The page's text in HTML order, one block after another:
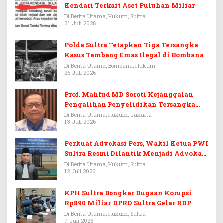
Kendari Terkait Aset Puluhan Miliar
Di Berita Utama, Hukum, Sultra
31 Juli 2026
Polda Sultra Tetapkan Tiga Tersangka
Kasus Tambang Emas Ilegal di Bombana
Di Berita Utama, Bombana, Hukum
26 Juli 2026
Prof. Mahfud MD Soroti Kejanggalan
Pengalihan Penyelidikan Tersangka
Febrie Adriansyah
Di Berita Utama, Hukum, Jakarta
13 Juli 2026
Perkuat Advokasi Pers, Wakil Ketua PWI
Sultra Resmi Dilantik Menjadi Advokat
PERADI
Di Berita Utama, Hukum, Sultra
12 Juli 2026
KPH Sultra Bongkar Dugaan Korupsi
Rp890 Miliar, DPRD Sultra Gelar RDP
Di Berita Utama, Hukum, Sultra
7 Juli 2026